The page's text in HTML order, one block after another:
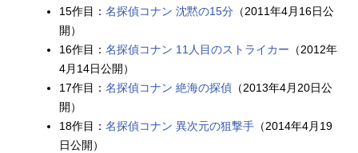
15作目： 名探偵コナン 沈黙の15分 （2011年4月16日公
開）
16作目： 名探偵コナン 11人目のストライカー （2012年
4月14日公開）
17作目： 名探偵コナン 絶海の探偵 （2013年4月20日公
開）
18作目： 名探偵コナン 異次元の狙撃手 （2014年4月19
日公開）